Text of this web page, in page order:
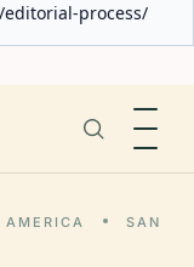
process/
AMERICA
SAN